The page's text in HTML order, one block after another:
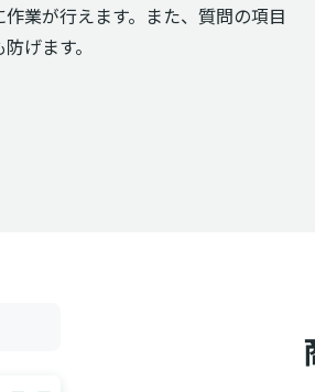
業が行えます。また、質問の項目
げます。